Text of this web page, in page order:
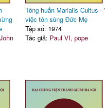
Tông huấn Marialis Cultus -
việc tôn sùng Đức Mẹ
Tập số: 1974
Tác giả: Paul VI, pope